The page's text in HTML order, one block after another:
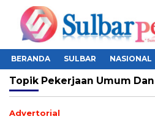
BERANDA SULBAR NASIONAL
Topik Pekerjaan Umum
Advertorial